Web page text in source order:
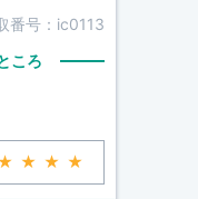
番号： ic0113
ころ